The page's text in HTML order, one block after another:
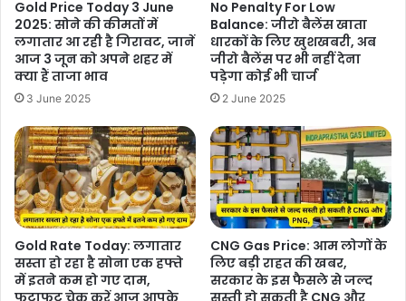
Gold Price Today 3 June
2025: सोने की कीमतों में
लगातार आ रही है गिरावट, जानें
आज 3 जून को अपने शहर में
क्या हैं ताजा भाव
3 June 2025
No Penalty For Low
Balance: जीरो बैलेंस खाता
धारकों के लिए खुशखबरी, अब
जीरो बैलेंस पर भी नहीं देना
पड़ेगा कोई भी चार्ज
2 June 2025
Gold Rate Today: लगातार
सस्ता हो रहा है सोना एक हफ्ते
में इतने कम हो गए दाम,
फटाफट चेक करें आज आपके
CNG Gas Price: आम लोगों के
लिए बड़ी राहत की खबर,
सरकार के इस फैसले से जल्द
सस्ती हो सकती है CNG और